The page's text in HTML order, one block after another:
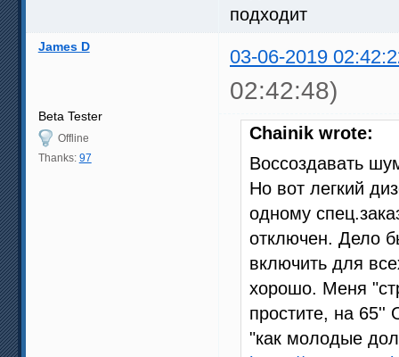
подходит
James D 03-06-2019
02:42:48)
Beta Tester
Offline
Thanks: 97
Chainik wrote:
Воссоздавать
Но вот легкий
одному
отключен. Дело
включить для
хорошо. Меня
простите, на 65''
"как молодые